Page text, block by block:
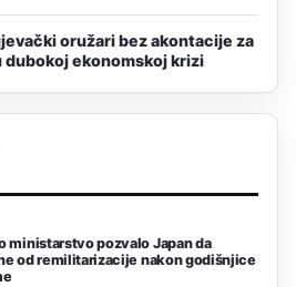
oružari bez akontacije za
dubokoj ekonomskoj krizi
ministarstvo pozvalo Japan da
od remilitarizacije nakon godišnjice